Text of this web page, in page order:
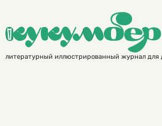
литературный иллюстрированный журнал для